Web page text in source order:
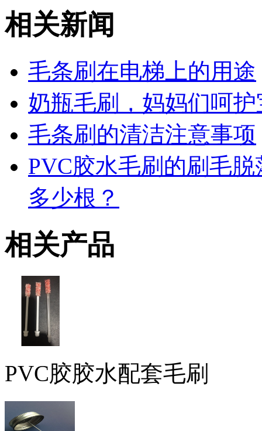
相关新闻
毛条刷在电梯上的用途
奶瓶毛刷，妈妈们呵
毛条刷的清洁注意事项
PVC胶水毛刷的刷毛
多少根？
相关产品
PVC胶胶水配套毛刷